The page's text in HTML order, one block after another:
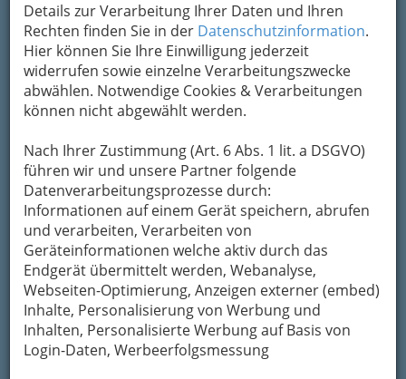
Details zur Verarbeitung Ihrer Daten und Ihren
Rechten finden Sie in der Datenschutzinformation.
Hier können Sie Ihre Einwilligung jederzeit
widerrufen sowie einzelne Verarbeitungszwecke
abwählen. Notwendige Cookies & Verarbeitungen
können nicht abgewählt werden.
Nach Ihrer Zustimmung (Art. 6 Abs. 1 lit. a DSGVO)
führen wir und unsere Partner folgende
Datenverarbeitungsprozesse durch:
Informationen auf einem Gerät speichern, abrufen
und verarbeiten, Verarbeiten von
Geräteinformationen welche aktiv durch das
Endgerät übermittelt werden, Webanalyse,
Webseiten-Optimierung, Anzeigen externer (embed)
Inhalte, Personalisierung von Werbung und
Inhalten, Personalisierte Werbung auf Basis von
Login-Daten, Werbeerfolgsmessung
Kontaktaufnahme
Um die Info-Graz Firmenvor Spam-Mails zu
bewahren, verwenden wir an dieser Stelle zur
Übermittlung Ihrer Nachricht ein sicheres
Formular. Ihre Nachricht wird nach dem
Absenden umgehend per Mail an das
Unternehmen XXXLutz KG weitergeleitet.
Mein Name
Meine Email Adresse
Mein Betreff